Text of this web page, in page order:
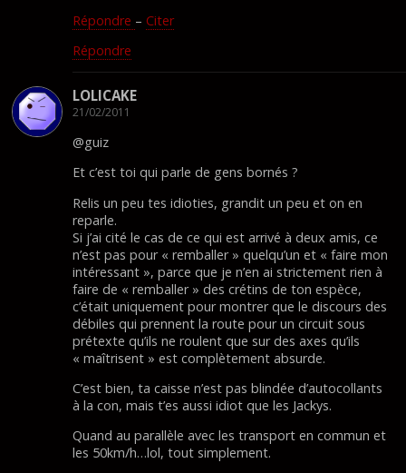
Répondre – Citer
Répondre
LOLICAKE
21/02/2011
@guiz
Et c’est toi qui parle de gens bornés ?
Relis un peu tes idioties, grandit un peu et on en
reparle.
Si j’ai cité le cas de ce qui est arrivé à deux amis, ce
n’est pas pour « remballer » quelqu’un et « faire mon
intéressant », parce que je n’en ai strictement rien à
faire de « remballer » des crétins de ton espèce,
c’était uniquement pour montrer que le discours des
débiles qui prennent la route pour un circuit sous
prétexte qu’ils ne roulent que sur des axes qu’ils
« maîtrisent » est complètement absurde.
C’est bien, ta caisse n’est pas blindée d’autocollants
à la con, mais t’es aussi idiot que les Jackys.
Quand au parallèle avec les transport en commun et
les 50km/h…lol, tout simplement.